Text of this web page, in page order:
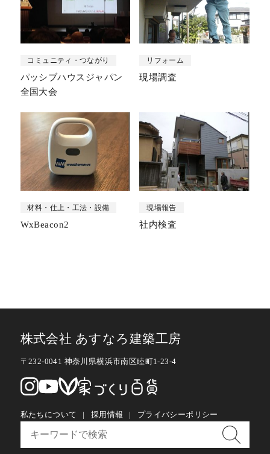
コミュニティ・つながり
パッシブハウスジャパン
全国大会
リフォーム
現場調査
材料・仕上・工法・設備
WxBeacon2
現場報告
社内検査
株式会社 あすなろ建築工房
〒232-0041 神奈川県横浜市南区睦町1-23-4
私たちについて 採用情報 プライバシーポリシー